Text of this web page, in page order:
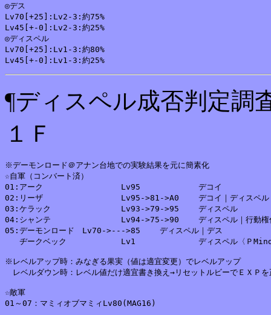
◎デス
Lv70[+25]:Lv2-3:約75%
Lv45[+-0]:Lv2-3:約25%
◎ディスペル
Lv70[+25]:Lv1-3:約80%
¶ディスペル成否判定調
１Ｆ
※デーモンロード＠アナン台地での実験結果を元に簡素化
☆自軍（コンバート済）
01:アーク		Lv95		デコイ
02:リーザ		Lv95->81->A0	デコイ｜ディスペル
03:ケラック		Lv93->79->95	ディスペル
04:シャンテ		Lv94->75->90	ディスペル｜行動権付与
05:デーモンロード	Lv70->--->85	ディスペル｜デス
   ヂークベック		Lv1		ディスペル〈ＰMindCrash〉
※レベルアップ時：みなぎる果実（値は適宜変更）でレベルアップ
レベルダウン時：レベル値だけ適宜書き換え→リセットルビーでＥＸＰを
☆敵軍